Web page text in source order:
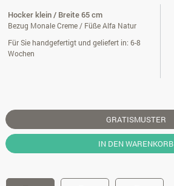
Hocker klein / Breite 65 cm
Bezug Monale Creme / Füße Alfa Natur
Für Sie handgefertigt und geliefert in: 6-8
Wochen
GRATISMUSTER
IN DEN WARENKORB